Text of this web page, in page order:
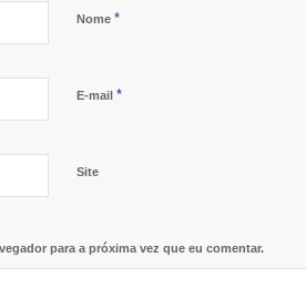
Nome *
E-mail *
Site
para a próxima vez que eu comentar.